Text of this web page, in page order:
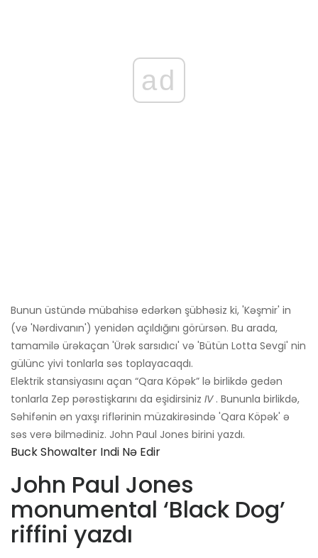
ad
Bunun üstündə mübahisə edərkən şübhəsiz ki, 'Kəşmir' in
(və 'Nərdivanın') yenidən açıldığını görürsən. Bu arada,
tamamilə ürəkaçan 'Ürək sarsıdıcı' və 'Bütün Lotta Sevgi' nin
gülünc yivi tonlarla səs toplayacaqdı.
Elektrik stansiyasını açan “Qara Köpək” lə birlikdə gedən
tonlarla Zep pərəstişkarını da eşidirsiniz IV. Bununla birlikdə,
Səhifənin ən yaxşı riflərinin müzakirəsində 'Qara Köpək' ə
səs verə bilmədiniz. John Paul Jones birini yazdı.
Buck Showalter Indi Nə Edir
John Paul Jones
monumental ‘Black Dog’
riffini yazdı